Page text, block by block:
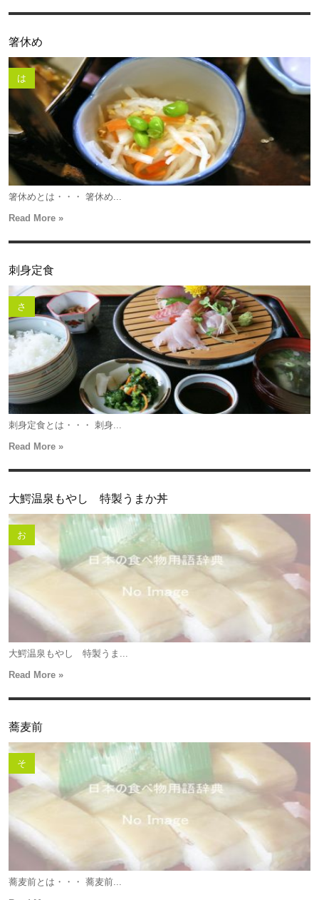
箸休め
は
箸休めとは・・・ 箸休め...
Read More »
刺身定食
さ
刺身定食とは・・・ 刺身...
Read More »
大鰐温泉もやし 特製うまか丼
お
大鰐温泉もやし 特製うま...
Read More »
蕎麦前
そ
蕎麦前とは・・・ 蕎麦前...